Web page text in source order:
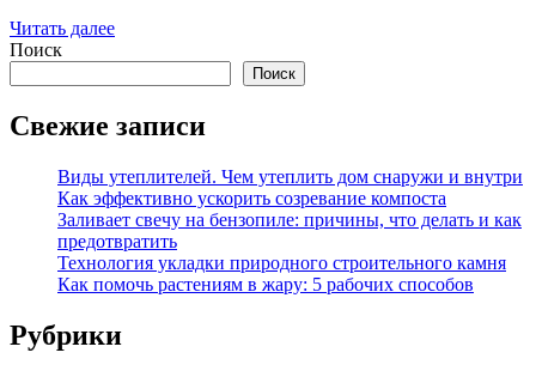
Читать далее
Поиск
Поиск
Свежие записи
Виды утеплителей. Чем утеплить дом снаружи и внутри
Как эффективно ускорить созревание компоста
Заливает свечу на бензопиле: причины, что делать и как
предотвратить
Технология укладки природного строительного камня
Как помочь растениям в жару: 5 рабочих способов
Рубрики